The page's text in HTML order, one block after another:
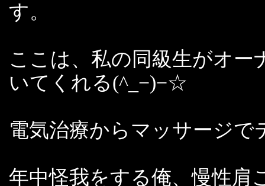
す。
ここは、私の同級生がオ
いてくれる(^_−)−☆
電気治療からマッサージで
年中怪我をする俺、慢性肩